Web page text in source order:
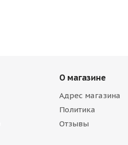
О магазине
Адрес магазина
Политика
Отзывы